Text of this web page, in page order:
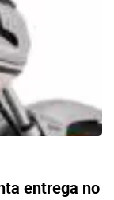
entrega no